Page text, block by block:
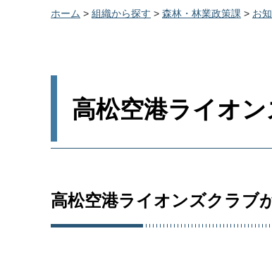
ホーム > 組織から探す > 森林・林業政策課 > お
高松空港ライオ
高松空港ライオンズクラブ